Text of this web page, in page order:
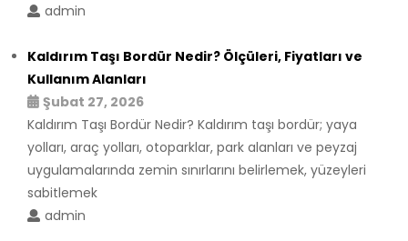
admin
Kaldırım Taşı Bordür Nedir? Ölçüleri, Fiyatları ve
Kullanım Alanları
Şubat 27, 2026
Kaldırım Taşı Bordür Nedir? Kaldırım taşı bordür; yaya
yolları, araç yolları, otoparklar, park alanları ve peyzaj
uygulamalarında zemin sınırlarını belirlemek, yüzeyleri
sabitlemek
admin